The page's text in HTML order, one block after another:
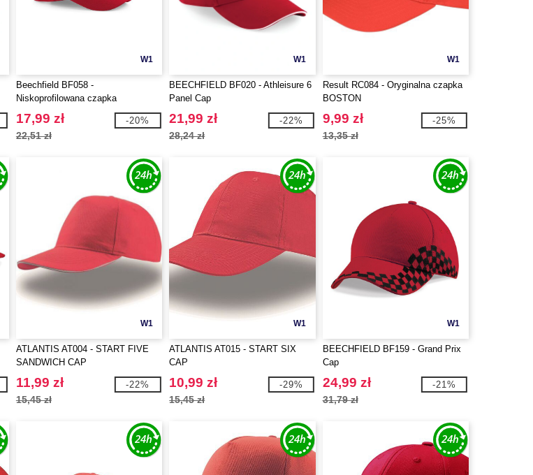
W1
Beechfield BF058 -
Niskoprofilowana czapka
17,99 zł
22,51 zł
-20%
W1
BEECHFIELD BF020 - Athleisure 6
Panel Cap
21,99 zł
28,24 zł
-22%
W1
Result RC084 - Oryginalna czapka
BOSTON
9,99 zł
13,35 zł
-25%
W1
ATLANTIS AT004 - START FIVE
SANDWICH CAP
11,99 zł
15,45 zł
-22%
W1
ATLANTIS AT015 - START SIX
CAP
10,99 zł
15,45 zł
-29%
W1
BEECHFIELD BF159 - Grand Prix
Cap
24,99 zł
31,79 zł
-21%